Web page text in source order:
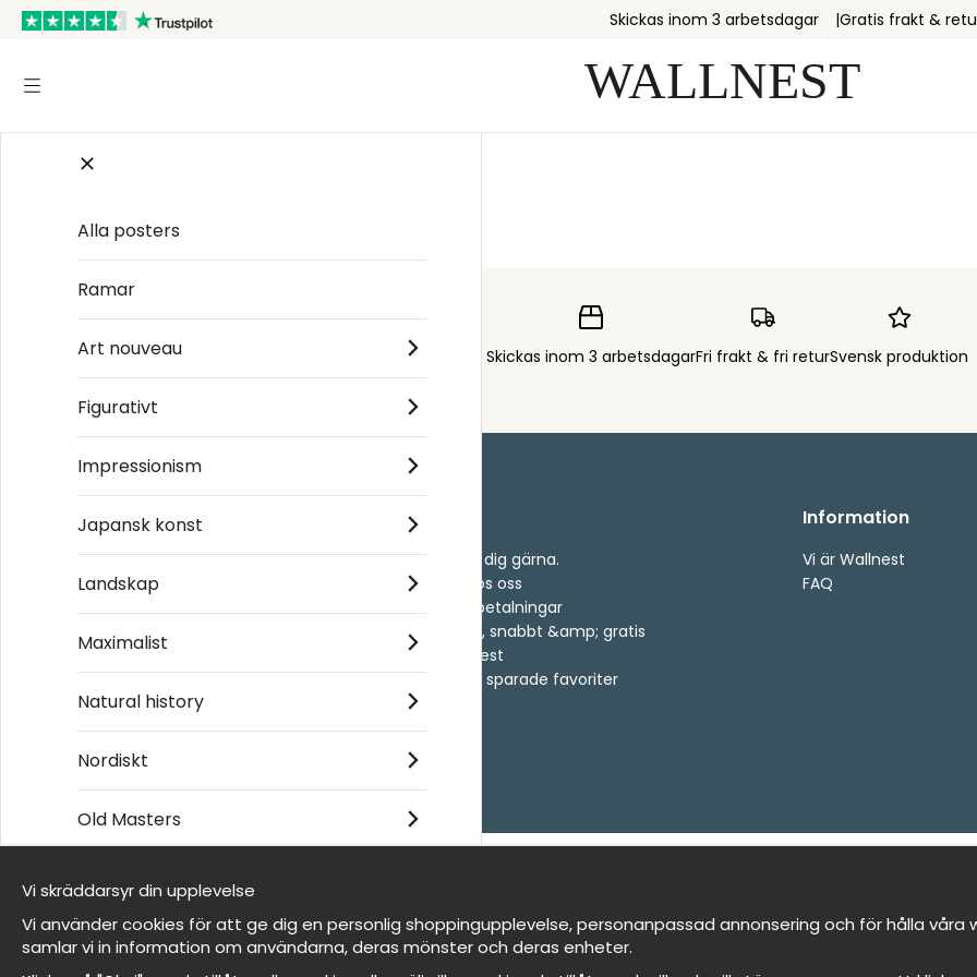
Skickas inom 3 arbetsdagar Gratis frakt &
Skickas inom 3 arbetsdagarFri frakt & fri returSvensk produktion
- Frågor? Vi hjälper dig gärna.
- När du handlar hos oss
- Returer och återbetalningar
- Leverans - enkelt, snabbt &amp; gratis
- Cookies på Wallnest
- Här hittar du dina sparade favoriter
Information
Vi är Wallnest
FAQ
© 2026 Wallnest
Alla posters
Ramar
Art nouveau
Figurativt
Impressionism
Japansk konst
Landskap
Maximalist
Natural history
Nordiskt
Old Masters
Vi är Wallnest
FAQ
Vi skräddarsyr din upplevelse
Vi använder cookies för att ge dig en personlig shoppingupplevelse, personanpassad annonsering och för hålla
samlar vi in information om användarna, deras mönster och deras enheter.